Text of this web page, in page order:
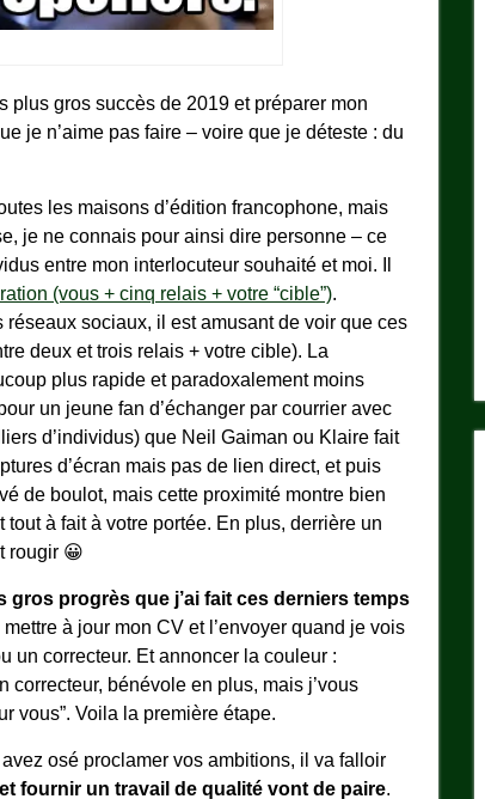
plus gros succès de 2019 et préparer mon
je n’aime pas faire – voire que je déteste : du
les maisons d’édition francophone, mais
je ne connais pour ainsi dire personne – ce
entre mon interlocuteur souhaité et moi. Il
(vous + cinq relais + votre “cible”).
réseaux sociaux, il est amusant de voir que ces
deux et trois relais + votre cible). La
plus rapide et paradoxalement moins
un jeune fan d’échanger par courrier avec
d’individus) que Neil Gaiman ou Klaire fait
d’écran mais pas de lien direct, et puis
de boulot, mais cette proximité montre bien
à fait à votre portée. En plus, derrière un
rougir 😀
gros progrès que j’ai fait ces derniers temps
à jour mon CV et l’envoyer quand je vois
un correcteur. Et annoncer la couleur :
correcteur, bénévole en plus, mais j’vous
vous”. Voila la première étape.
osé proclamer vos ambitions, il va falloir
fournir un travail de qualité vont de paire.